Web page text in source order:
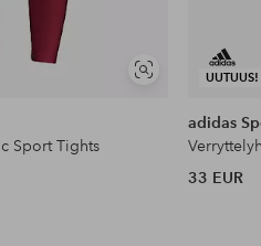
Näytä
Sport Tights
UUTUUS!
adidas
33 EUR